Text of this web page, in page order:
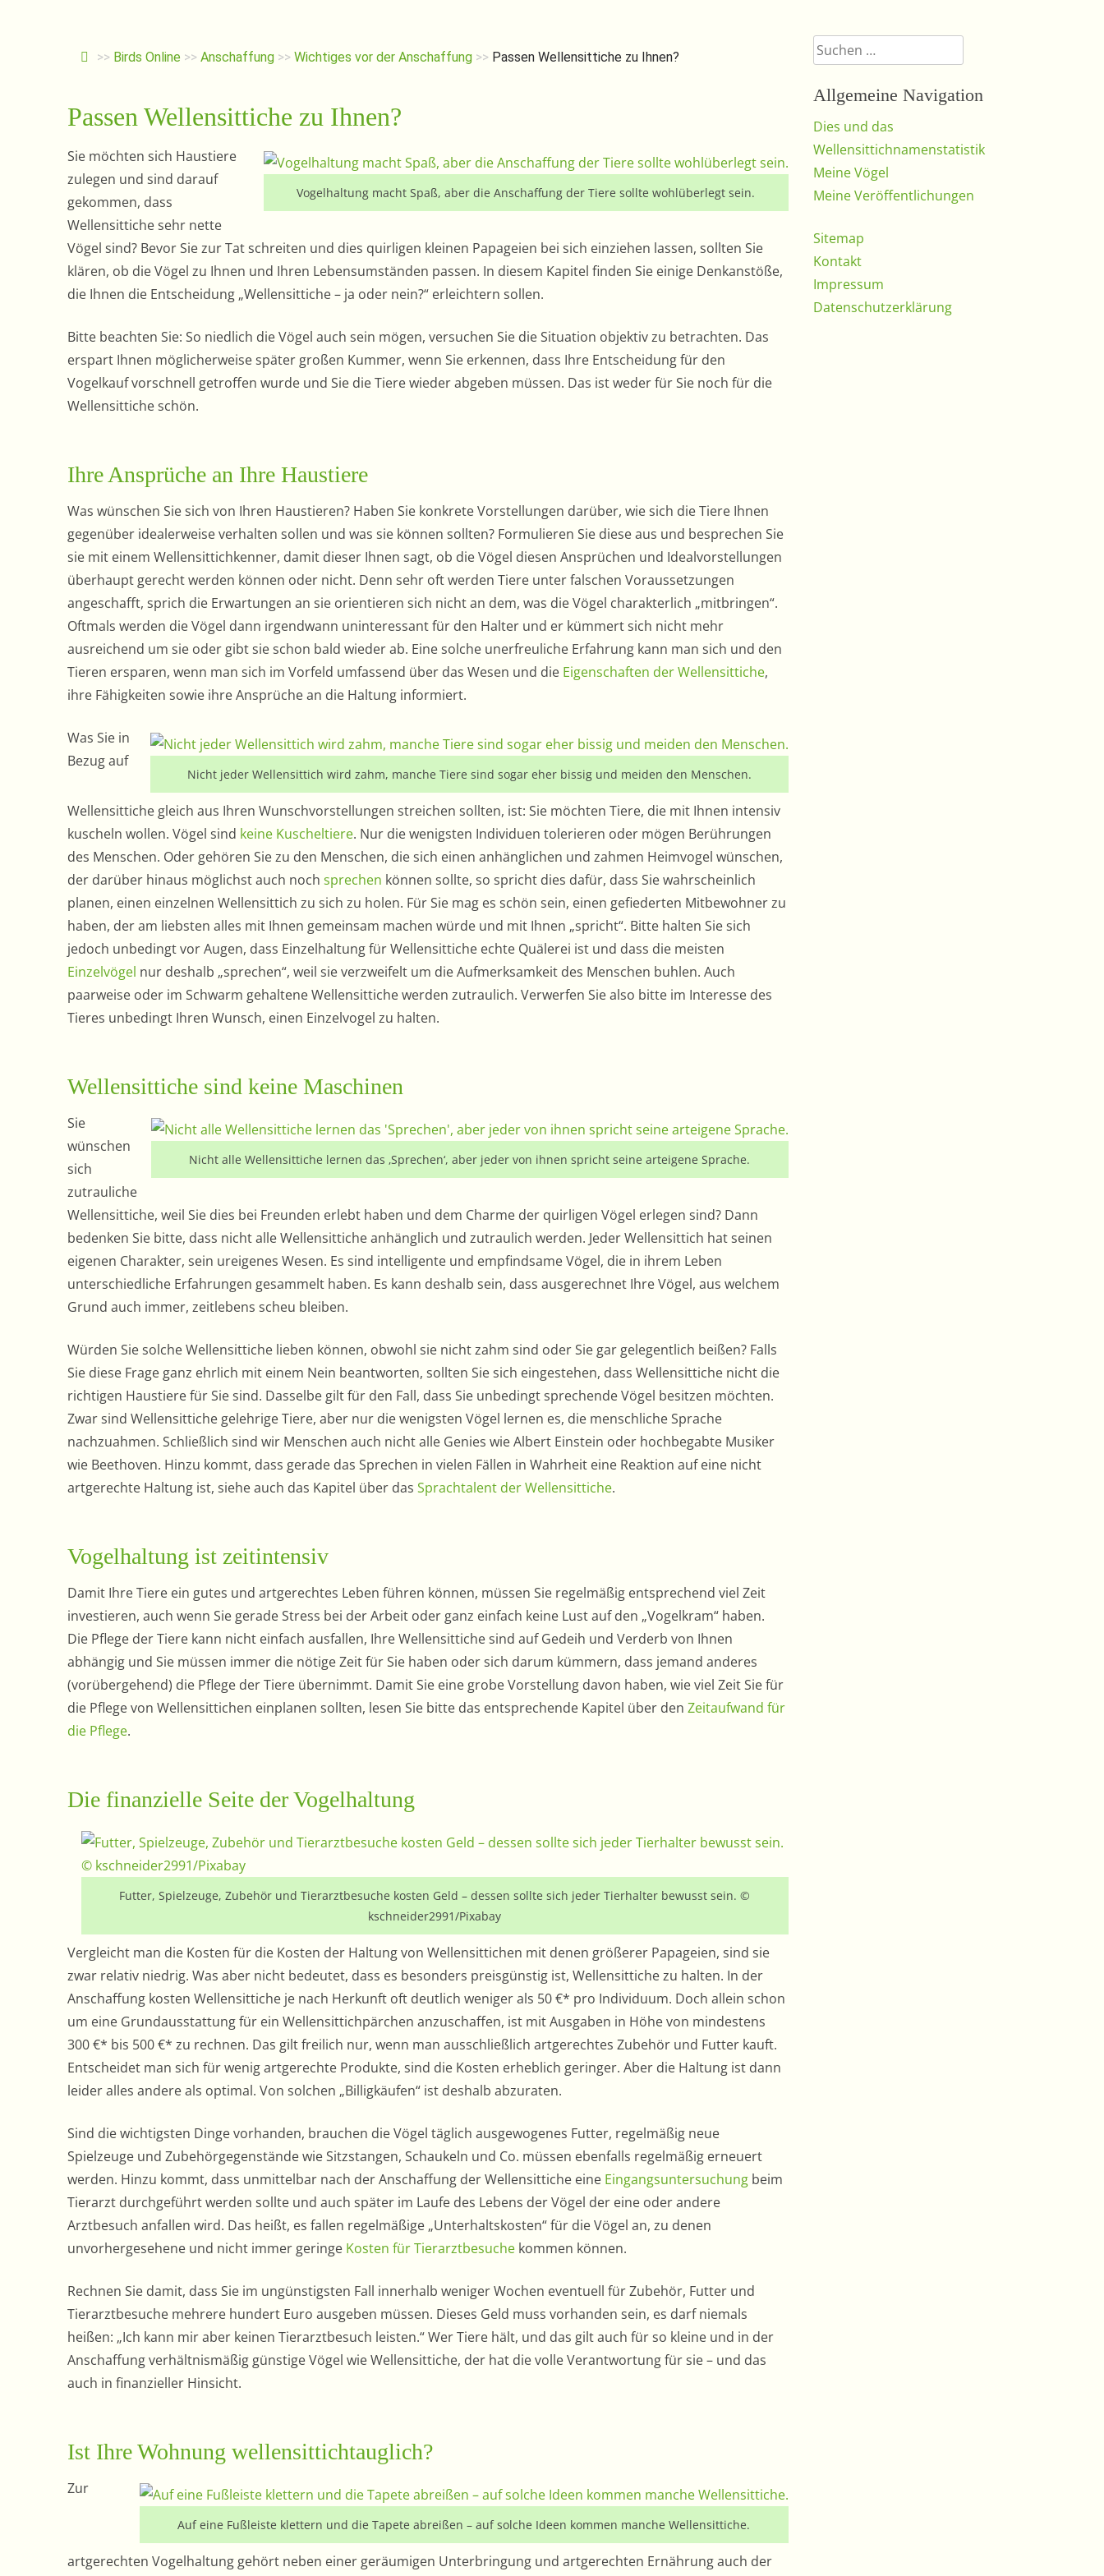
>> Birds Online >> Anschaffung >> Wichtiges vor der Anschaffung >> Passen Wellensittiche zu Ihnen?
Passen Wellensittiche zu Ihnen?
Vogelhaltung macht Spaß, aber die Anschaffung der Tiere sollte wohlüberlegt sein.
Sie möchten sich Haustiere
zulegen und sind darauf
gekommen, dass
Wellensittiche sehr nette
Vögel sind? Bevor Sie zur Tat schreiten und dies quirligen kleinen Papageien bei sich einziehen lassen, sollten Sie
klären, ob die Vögel zu Ihnen und Ihren Lebensumständen passen. In diesem Kapitel finden Sie einige Denkanstöße,
die Ihnen die Entscheidung „Wellensittiche – ja oder nein?“ erleichtern sollen.
Bitte beachten Sie: So niedlich die Vögel auch sein mögen, versuchen Sie die Situation objektiv zu betrachten. Das
erspart Ihnen möglicherweise später großen Kummer, wenn Sie erkennen, dass Ihre Entscheidung für den
Vogelkauf vorschnell getroffen wurde und Sie die Tiere wieder abgeben müssen. Das ist weder für Sie noch für die
Wellensittiche schön.
Ihre Ansprüche an Ihre Haustiere
Was wünschen Sie sich von Ihren Haustieren? Haben Sie konkrete Vorstellungen darüber, wie sich die Tiere Ihnen
gegenüber idealerweise verhalten sollen und was sie können sollten? Formulieren Sie diese aus und besprechen Sie
sie mit einem Wellensittichkenner, damit dieser Ihnen sagt, ob die Vögel diesen Ansprüchen und Idealvorstellungen
überhaupt gerecht werden können oder nicht. Denn sehr oft werden Tiere unter falschen Voraussetzungen
angeschafft, sprich die Erwartungen an sie orientieren sich nicht an dem, was die Vögel charakterlich „mitbringen“.
Oftmals werden die Vögel dann irgendwann uninteressant für den Halter und er kümmert sich nicht mehr
ausreichend um sie oder gibt sie schon bald wieder ab. Eine solche unerfreuliche Erfahrung kann man sich und den
Tieren ersparen, wenn man sich im Vorfeld umfassend über das Wesen und die Eigenschaften der Wellensittiche,
ihre Fähigkeiten sowie ihre Ansprüche an die Haltung informiert.
Nicht jeder Wellensittich wird zahm, manche Tiere sind sogar eher bissig und meiden den Menschen.
Was Sie in
Bezug auf
Wellensittiche gleich aus Ihren Wunschvorstellungen streichen sollten, ist: Sie möchten Tiere, die mit Ihnen intensiv
kuscheln wollen. Vögel sind keine Kuscheltiere. Nur die wenigsten Individuen tolerieren oder mögen Berührungen
des Menschen. Oder gehören Sie zu den Menschen, die sich einen anhänglichen und zahmen Heimvogel wünschen,
der darüber hinaus möglichst auch noch sprechen können sollte, so spricht dies dafür, dass Sie wahrscheinlich
planen, einen einzelnen Wellensittich zu sich zu holen. Für Sie mag es schön sein, einen gefiederten Mitbewohner zu
haben, der am liebsten alles mit Ihnen gemeinsam machen würde und mit Ihnen „spricht“. Bitte halten Sie sich
jedoch unbedingt vor Augen, dass Einzelhaltung für Wellensittiche echte Quälerei ist und dass die meisten
Einzelvögel nur deshalb „sprechen“, weil sie verzweifelt um die Aufmerksamkeit des Menschen buhlen. Auch
paarweise oder im Schwarm gehaltene Wellensittiche werden zutraulich. Verwerfen Sie also bitte im Interesse des
Tieres unbedingt Ihren Wunsch, einen Einzelvogel zu halten.
Wellensittiche sind keine Maschinen
Nicht alle Wellensittiche lernen das ‚Sprechen‘, aber jeder von ihnen spricht seine arteigene Sprache.
Sie
wünschen
sich
zutrauliche
Wellensittiche, weil Sie dies bei Freunden erlebt haben und dem Charme der quirligen Vögel erlegen sind? Dann
bedenken Sie bitte, dass nicht alle Wellensittiche anhänglich und zutraulich werden. Jeder Wellensittich hat seinen
eigenen Charakter, sein ureigenes Wesen. Es sind intelligente und empfindsame Vögel, die in ihrem Leben
unterschiedliche Erfahrungen gesammelt haben. Es kann deshalb sein, dass ausgerechnet Ihre Vögel, aus welchem
Grund auch immer, zeitlebens scheu bleiben.
Würden Sie solche Wellensittiche lieben können, obwohl sie nicht zahm sind oder Sie gar gelegentlich beißen? Falls
Sie diese Frage ganz ehrlich mit einem Nein beantworten, sollten Sie sich eingestehen, dass Wellensittiche nicht die
richtigen Haustiere für Sie sind. Dasselbe gilt für den Fall, dass Sie unbedingt sprechende Vögel besitzen möchten.
Zwar sind Wellensittiche gelehrige Tiere, aber nur die wenigsten Vögel lernen es, die menschliche Sprache
nachzuahmen. Schließlich sind wir Menschen auch nicht alle Genies wie Albert Einstein oder hochbegabte Musiker
wie Beethoven. Hinzu kommt, dass gerade das Sprechen in vielen Fällen in Wahrheit eine Reaktion auf eine nicht
artgerechte Haltung ist, siehe auch das Kapitel über das Sprachtalent der Wellensittiche.
Vogelhaltung ist zeitintensiv
Damit Ihre Tiere ein gutes und artgerechtes Leben führen können, müssen Sie regelmäßig entsprechend viel Zeit
investieren, auch wenn Sie gerade Stress bei der Arbeit oder ganz einfach keine Lust auf den „Vogelkram“ haben.
Die Pflege der Tiere kann nicht einfach ausfallen, Ihre Wellensittiche sind auf Gedeih und Verderb von Ihnen
abhängig und Sie müssen immer die nötige Zeit für Sie haben oder sich darum kümmern, dass jemand anderes
(vorübergehend) die Pflege der Tiere übernimmt. Damit Sie eine grobe Vorstellung davon haben, wie viel Zeit Sie für
die Pflege von Wellensittichen einplanen sollten, lesen Sie bitte das entsprechende Kapitel über den Zeitaufwand für
die Pflege.
Die finanzielle Seite der Vogelhaltung
Futter, Spielzeuge, Zubehör und Tierarztbesuche kosten Geld – dessen sollte sich jeder Tierhalter bewusst sein. ©
kschneider2991/Pixabay
Vergleicht man die Kosten für die Kosten der Haltung von Wellensittichen mit denen größerer Papageien, sind sie
zwar relativ niedrig. Was aber nicht bedeutet, dass es besonders preisgünstig ist, Wellensittiche zu halten. In der
Anschaffung kosten Wellensittiche je nach Herkunft oft deutlich weniger als 50 €* pro Individuum. Doch allein schon
um eine Grundausstattung für ein Wellensittichpärchen anzuschaffen, ist mit Ausgaben in Höhe von mindestens
300 €* bis 500 €* zu rechnen. Das gilt freilich nur, wenn man ausschließlich artgerechtes Zubehör und Futter kauft.
Entscheidet man sich für wenig artgerechte Produkte, sind die Kosten erheblich geringer. Aber die Haltung ist dann
leider alles andere als optimal. Von solchen „Billigkäufen“ ist deshalb abzuraten.
Sind die wichtigsten Dinge vorhanden, brauchen die Vögel täglich ausgewogenes Futter, regelmäßig neue
Spielzeuge und Zubehörgegenstände wie Sitzstangen, Schaukeln und Co. müssen ebenfalls regelmäßig erneuert
werden. Hinzu kommt, dass unmittelbar nach der Anschaffung der Wellensittiche eine Eingangsuntersuchung beim
Tierarzt durchgeführt werden sollte und auch später im Laufe des Lebens der Vögel der eine oder andere
Arztbesuch anfallen wird. Das heißt, es fallen regelmäßige „Unterhaltskosten“ für die Vögel an, zu denen
unvorhergesehene und nicht immer geringe Kosten für Tierarztbesuche kommen können.
Rechnen Sie damit, dass Sie im ungünstigsten Fall innerhalb weniger Wochen eventuell für Zubehör, Futter und
Tierarztbesuche mehrere hundert Euro ausgeben müssen. Dieses Geld muss vorhanden sein, es darf niemals
heißen: „Ich kann mir aber keinen Tierarztbesuch leisten.“ Wer Tiere hält, und das gilt auch für so kleine und in der
Anschaffung verhältnismäßig günstige Vögel wie Wellensittiche, der hat die volle Verantwortung für sie – und das
auch in finanzieller Hinsicht.
Ist Ihre Wohnung wellensittichtauglich?
Auf eine Fußleiste klettern und die Tapete abreißen – auf solche Ideen kommen manche Wellensittiche.
Zur
artgerechten Vogelhaltung gehört neben einer geräumigen Unterbringung und artgerechten Ernährung auch der
Suchen
nach:
Allgemeine Navigation
Dies und das
Wellensittichnamenstatistik
Meine Vögel
Meine Veröffentlichungen
Sitemap
Kontakt
Impressum
Datenschutzerklärung